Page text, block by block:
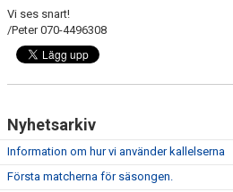
Vi ses snart!
/Peter 070-4496308
Nyhetsarkiv
Information om hur vi använder kallelserna
Första matcherna för säsongen.